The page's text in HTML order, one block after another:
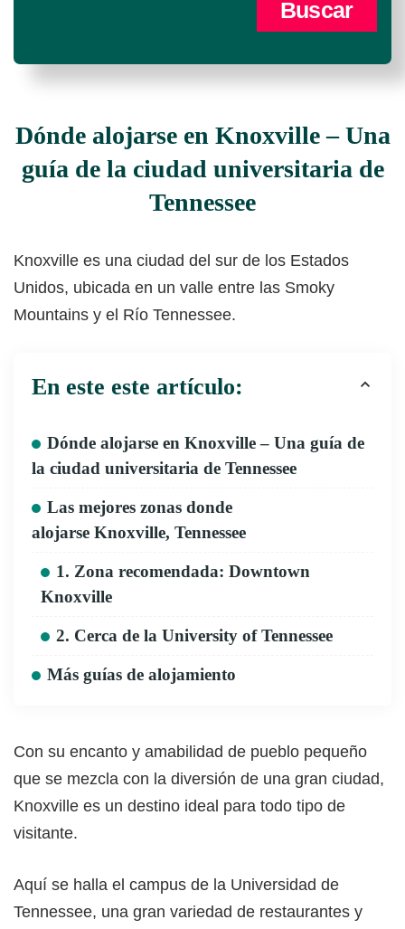
Dónde alojarse en Knoxville – Una
guía de la ciudad universitaria de
Tennessee
Knoxville es una ciudad del sur de los Estados
Unidos, ubicada en un valle entre las Smoky
Mountains y el Río Tennessee.
En este este artículo:
Dónde alojarse en Knoxville – Una guía de
la ciudad universitaria de Tennessee
Las mejores zonas donde
alojarse Knoxville, Tennessee
1. Zona recomendada: Downtown
Knoxville
2. Cerca de la University of Tennessee
Más guías de alojamiento
Con su encanto y amabilidad de pueblo pequeño
que se mezcla con la diversión de una gran ciudad,
Knoxville es un destino ideal para todo tipo de
visitante.
Aquí se halla el campus de la Universidad de
Tennessee, una gran variedad de restaurantes y